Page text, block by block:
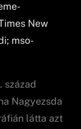
New
mso-
század
Nagyezsda
látta azt